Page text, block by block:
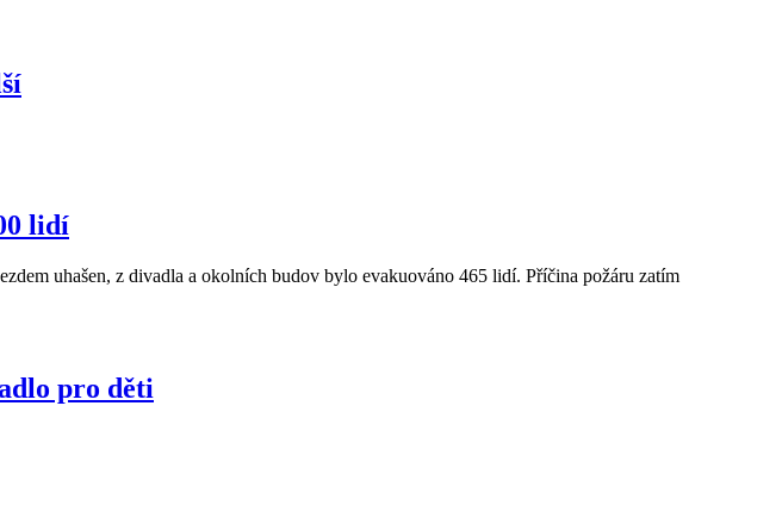
lidí
uhašen, z divadla a okolních budov bylo evakuováno 465 lidí. Příčina požáru zatím
pro děti